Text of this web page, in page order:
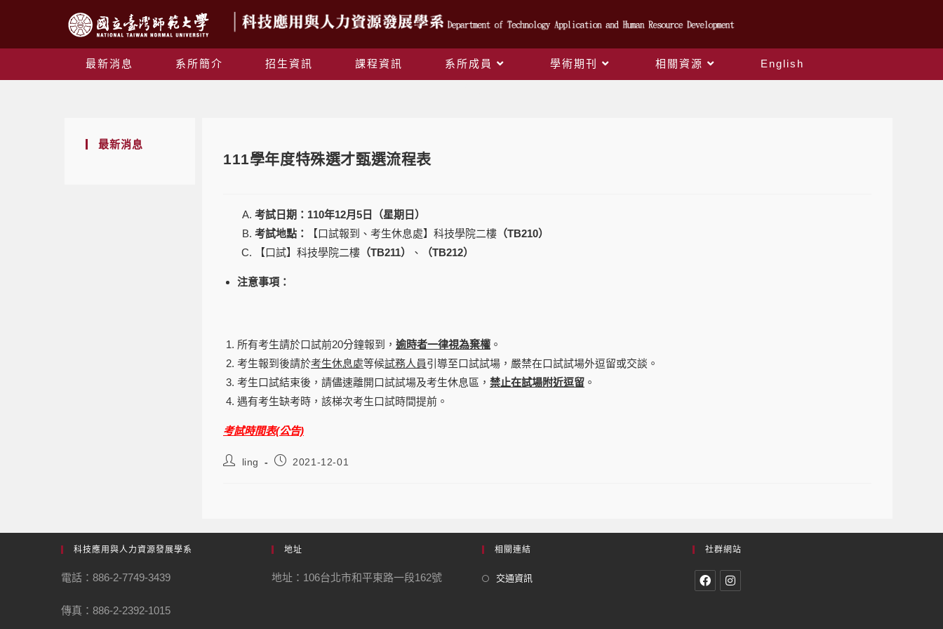
最新消息 系所簡介 招生資訊 課程資訊 系所成員 學術期刊 相關資源 English
最新消息
111學年度特殊選才甄選流程表
考試日期： 110年12月5 日（星期日）
考試地點：
【口試報到、考生休息處】科技學院二樓 （TB210）
【口試】科技學院二樓 （TB211） 、 （TB212）
注意事項：
所有考生請於口試前20分鐘報到， 逾時者一律視為棄權 。
考生報到後請於考生休息處等候試務人員引導至口試試場，嚴禁在口試試場外逗留或交談。
考生口試結束後，請儘速離開口試試場及考生休息區， 禁止在試場附近逗留 。
遇有考生缺考時，該梯次考生口試時間提前。
考試時間表(公告)
ling 2021-12-01
科技應用與人力資源發展學系
電話：886-2-7749-3439
傳真：886-2-2392-1015
地址
地址：106台北市和平東路一段162號
相關連結
交通資訊
社群網站